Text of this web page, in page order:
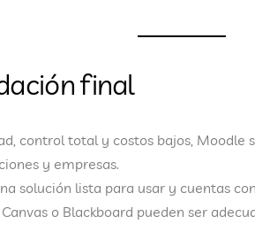
final
control total y costos bajos, Moodle
y empresas.
solución lista para usar y cuentas
Canvas o Blackboard pueden ser